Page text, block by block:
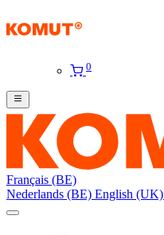
0
Français (BE)
Nederlands (BE) English (UK)